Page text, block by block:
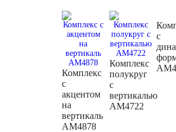
Комплекс
с
акцентом
на
вертикаль
AM4878
Комплекс
полукруг
с
вертикалью
AM4722
с